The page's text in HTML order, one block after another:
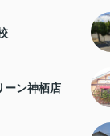
ーン神栖店